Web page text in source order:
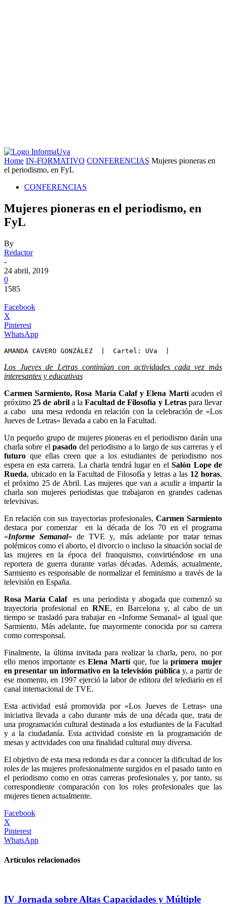
Home IN-FORMATIVO CONFERENCIAS Mujeres pioneras en
el periodismo, en FyL
CONFERENCIAS
Mujeres pioneras en el periodismo, en
FyL
By
Redactor
-
24 abril, 2019
0
1585
Facebook
X
Pinterest
WhatsApp
AMANDA CAVERO GONZÁLEZ  |  Cartel: UVa  |
Los Jueves de Letras continúan con actividades cada vez más
interesantes y educativas
Carmen Sarmiento, Rosa María Calaf y Elena Martíacuden el
próximo25 de abrila laFacultad de Filosofía y Letraspara llevar
a cabo una mesa redonda en relación con la celebración de «Los
Jueves de Letras» llevada a cabo en la Facultad.
Un pequeño grupo de mujeres pioneras en el periodismo darán una
charla sobre elpasado del periodismo a lo largo de sus carreras y el
futuro que ellas creen que a los estudiantes de periodismo nos
espera en esta carrera. La charla tendrá lugar en elSalón Lope de
Rueda, ubicado en la Facultad de Filosofía y letras a las 12 horas,
el próximo 25 de Abril. Las mujeres que van a acudir a impartir la
charla son mujeres periodistas que trabajaron en grandes cadenas
televisivas.
En relación con sus trayectorias profesionales, Carmen Sarmiento
destaca por comenzar en la década de los 70 en el programa
«Informe Semanal» de TVE y, más adelante por tratar temas
polémicos como el aborto, el divorcio o incluso la situación social de
las mujeres en la época del franquismo, convirtiéndose en una
reportera de guerra durante varias décadas. Además, actualmente,
Sarmiento es responsable de normalizar el feminismo a través de la
televisión en España.
Rosa María Calafes una periodista y abogada que comenzó su
trayectoria profesional en RNE, en Barcelona y, al cabo de un
tiempo se trasladó para trabajar en «Informe Semanal» al igual que
Sarmiento. Más adelante, fue mayormente conocida por su carrera
como corresponsal.
Finalmente, la última invitada para realizar la charla, pero, no por
ello menos importante esElena Martíque, fue laprimera mujer
en presentar un informativo en la televisión pública y, a partir de
ese momento, en 1997 ejerció la labor de editora del telediario en el
canal internacional de TVE.
Esta actividad está promovida por «Los Jueves de Letras» una
iniciativa llevada a cabo durante más de una década que, trata de
una programación cultural destinada a los estudiantes de la Facultad
y a la ciudadanía. Esta actividad consiste en la programación de
mesas y actividades con una finalidad cultural muy diversa.
El objetivo de esta mesa redonda es dar a conocer la dificultad de los
roles de las mujeres profesionalmente surgidos en el pasado tanto en
el periodismo como en otras carreras profesionales y, por tanto, su
correspondiente comparación con los roles profesionales que las
mujeres tienen actualmente.
Facebook
X
Pinterest
WhatsApp
Artículos relacionados
IV Jornada sobre Altas Capacidades y Múltiple